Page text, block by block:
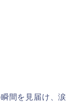
間を見届け、涙